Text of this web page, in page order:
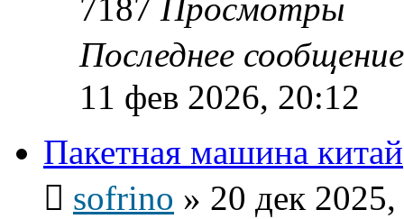
7187 Просмотры
Последнее
11 фев 2026, 20:12
Пакетная машина китай
sofrino » 20 дек